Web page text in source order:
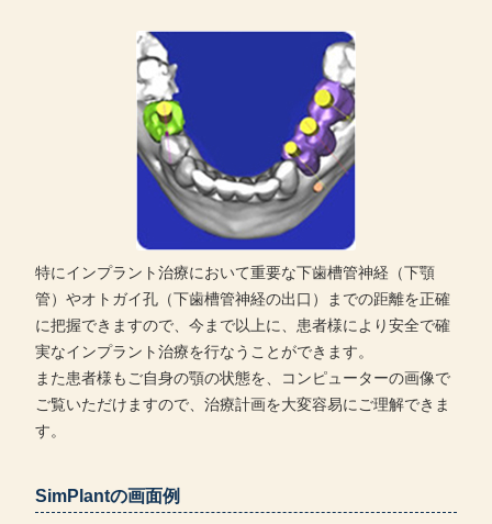
特にインプラント治療において重要な下歯槽管神経（下顎
管）やオトガイ孔（下歯槽管神経の出口）までの距離を正確
に把握できますので、今まで以上に、患者様により安全で確
実なインプラント治療を行なうことができます。
また患者様もご自身の顎の状態を、コンピューターの画像で
ご覧いただけますので、治療計画を大変容易にご理解できま
す。
SimPlantの画面例